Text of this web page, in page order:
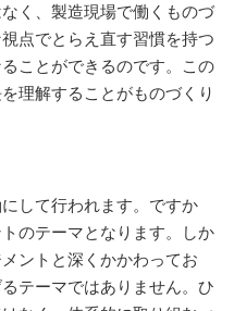
く、製造現場で働くものづ
点でとらえ直す習慣を持つ
ことができるのです。この
理解することがものづくり
して行われます。ですか
のテーマとなります。しか
ントと深くかかわってお
テーマではありません。ひ